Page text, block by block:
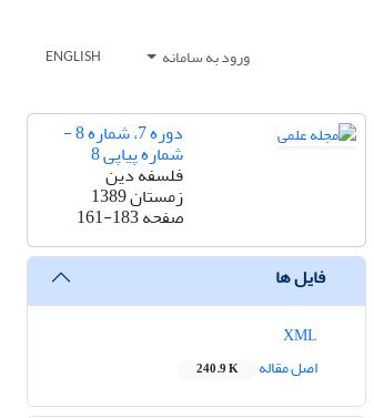
ورود به سامانه ENGLISH
دوره 7، شماره 8 -
شماره پیاپی 8
فلسفه دین
زمستان 1389
صفحه161-183
فایل ها
اصل مقاله
240.9 K